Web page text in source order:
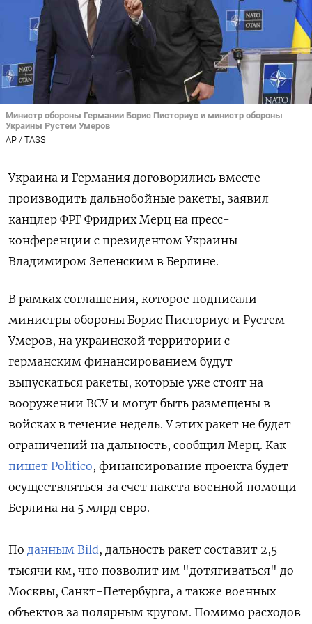
Министр обороны Германии Борис Писториус и министр обороны
Украины Рустем Умеров
AP / TASS
Украина и Германия договорились вместе
производить дальнобойные ракеты, заявил
канцлер ФРГ Фридрих Мерц на пресс-
конференции с президентом Украины
Владимиром Зеленским в Берлине.
В рамках соглашения, которое подписали
министры обороны Борис Писториус и Рустем
Умеров, на украинской территории с
германским финансированием будут
выпускаться ракеты, которые уже стоят на
вооружении ВСУ и могут быть размещены в
войсках в течение недель. У этих ракет не будет
ограничений на дальность, сообщил Мерц. Как
пишет Politico, финансирование проекта будет
осуществляться за счет пакета военной помощи
Берлина на 5 млрд евро.
По данным Bild, дальность ракет составит 2,5
тысячи км, что позволит им "дотягиваться" до
Москвы, Санкт-Петербурга, а также военных
объектов за полярным кругом. Помимо расходов